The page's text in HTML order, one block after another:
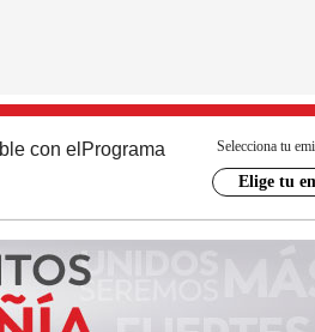
con el Programa Selecciona tu
Elige tu